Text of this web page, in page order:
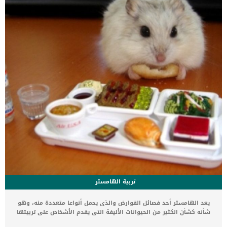
الاحبال الصوتية وتثبيت الغضاريف. اقرأ ايضا: اجراءات جراحة الرباط الجانبى
الانسى عند الكلاب إجراءات جراحة […]
تربية الهامستر
يعد الهامستر أحد فصائل القوارض والذى يحمل أنواعا متعددة منه، وهو
شأنه كشأن الكثير من الحيوانات الأليفة التى يقدم الأشخاص على تربيتها